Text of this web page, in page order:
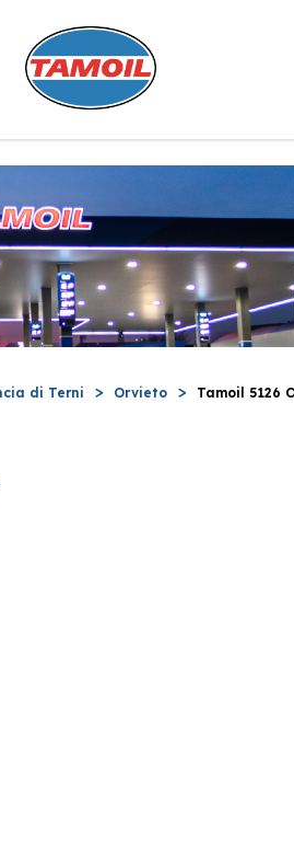
di Terni Orvieto Tamoil 5126